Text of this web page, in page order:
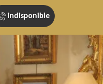
indisponible